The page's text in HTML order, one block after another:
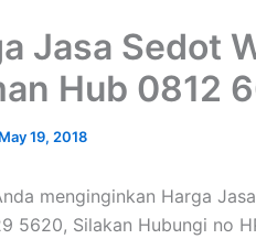
Jasa Sedot
Hub 0812
May 19, 2018
menginginkan Harga
5620, Silakan Hubungi no